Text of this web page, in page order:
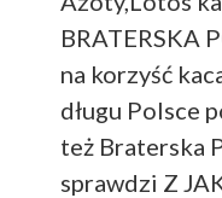
BRATERSKA
na korzyść
długu Polsce
też Braterska
sprawdzi Z